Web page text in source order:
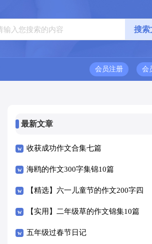
会
会员注册
最新文章
收获成功作文合集七篇
海鸥的作文300字集锦10篇
【精选】六一儿童节的作文200字四
篇
【实用】二年级草的作文锦集10篇
五年级过春节日记